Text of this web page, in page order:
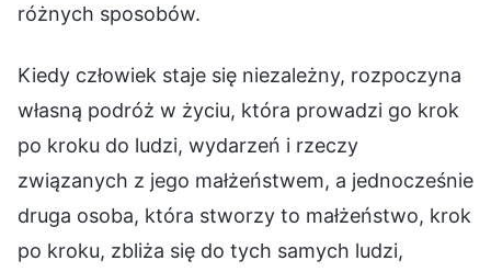
różnych sposobów.
Kiedy człowiek staje się niezależny, rozpoczyna
własną podróż w życiu, która prowadzi go krok
po kroku do ludzi, wydarzeń i rzeczy
związanych z jego małżeństwem, a jednocześnie
druga osoba, która stworzy to małżeństwo, krok
po kroku, zbliża się do tych samych ludzi,